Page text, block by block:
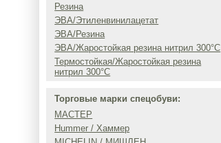
Резина
ЭВА/Этиленвинилацетат
ЭВА/Резина
ЭВА/Жаростойкая резина нитрил 300°C
Термостойкая/Жаростойкая резина
нитрил 300°C
Торговые марки спецобуви:
МАСТЕР
Hummer / Хаммер